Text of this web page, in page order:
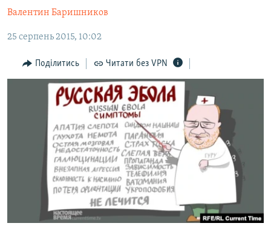
основної
Перейти
пошуку
БЛОГИ
ПОГЛЯД
ІНТЕРВ'Ю
ВСЕ ЗА ДЕНЬ
СПЕЦПРОЕКТИ
ДЕПОРТАЦІЯ
ВІДЕОУРОКИ «ELIFBE»
СВІДЧЕННЯ ОКУПАЦІЇ
УКРАЇНСЬКА ПРОБЛЕМА КРИМУ
ІНФОГРАФІКА
ЯК ОБІЙТИ БЛОКУВАННЯ
Qırımtatar
ДОЛУЧАЙСЯ!
Валентин Баришников
25 серпень 2015, 10:02
Поділитись Читати без VPN